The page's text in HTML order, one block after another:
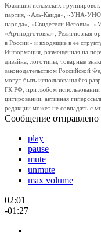
Коалиция исламских
партия, «Аль-Каида», «УНА-
народа», «Свидетели Иеговы»,
«Артподготовка», Религиозная
в России» и входящие в ее
Информация, размещенная на
дизайна, логотипы, товарные
законодательством Российской
могут быть использованы без
ГК РФ, при любом использовании
цитировании, активная
редакции может не совпадать с
Сообщение отправлено
play
pause
mute
unmute
max volume
02:01
-01:27